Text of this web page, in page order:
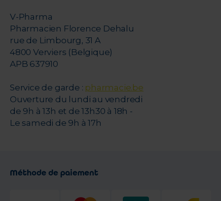
V-Pharma
Pharmacien Florence Dehalu
rue de Limbourg, 31 A
4800 Verviers (Belgique)
APB 637910
Service de garde : pharmacie.be
Ouverture du lundi au vendredi
de 9h à 13h et de 13h30 à 18h -
Le samedi de 9h à 17h
Méthode de paiement